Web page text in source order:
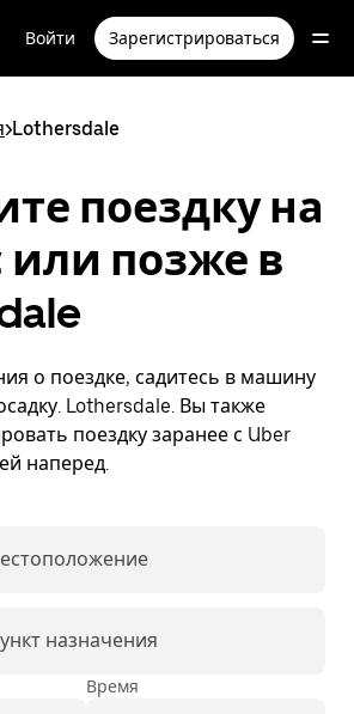
Войти Зарегистрироваться
>Lothersdale
поездку на
или позже в
о поездке, садитесь в машину
Lothersdale. Вы также
поездку заранее с Uber
наперед.
назначения
Время